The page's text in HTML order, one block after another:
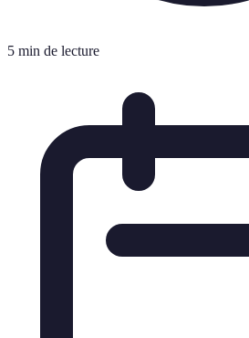
5 min de lecture